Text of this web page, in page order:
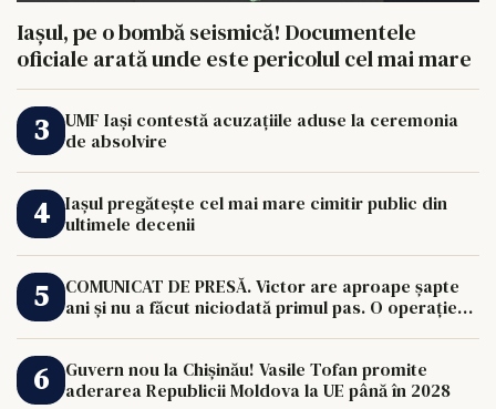
Iașul, pe o bombă seismică! Documentele
oficiale arată unde este pericolul cel mai mare
UMF Iași contestă acuzațiile aduse la ceremonia
de absolvire
Iașul pregătește cel mai mare cimitir public din
ultimele decenii
COMUNICAT DE PRESĂ. Victor are aproape șapte
ani și nu a făcut niciodată primul pas. O operație
Guvern nou la Chișinău! Vasile Tofan promite
aderarea Republicii Moldova la UE până în 2028